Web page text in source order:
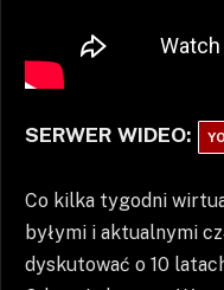
SERWER WIDEO:
Co kilka tygodni
byłymi i aktualnymi
dyskutować o 10